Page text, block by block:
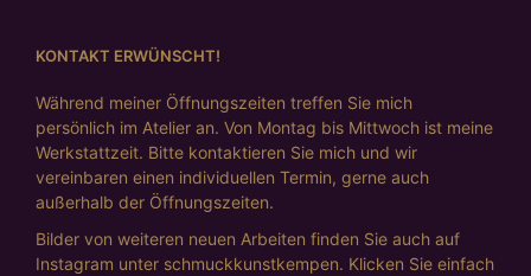
KONTAKT ERWÜNSCHT!
Während meiner Öffnungszeiten treffen Sie mich
persönlich im Atelier an. Von Montag bis Mittwoch ist meine
Werkstattzeit. Bitte kontaktieren Sie mich und wir
vereinbaren einen individuellen Termin, gerne auch
außerhalb der Öffnungszeiten.
Bilder von weiteren neuen Arbeiten finden Sie auch auf
Instagram unter schmuckkunstkempen. Klicken Sie einfach